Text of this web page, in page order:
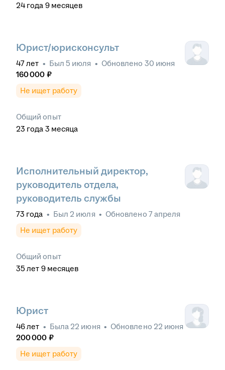
24 года 9 месяцев
Юрист/юрисконсульт
47лет • Был 5 июля • Обновлено 30 июня
160 000 ₽
Не ищет работу
Общий опыт
23 года 3 месяца
Исполнительный директор,
руководитель отдела,
руководитель службы
73 года • Был 2 июля • Обновлено 7 апреля
Не ищет работу
Общий опыт
35 лет 9 месяцев
Юрист
46лет • Была 22 июня • Обновлено 22 июня
200 000 ₽
Не ищет работу